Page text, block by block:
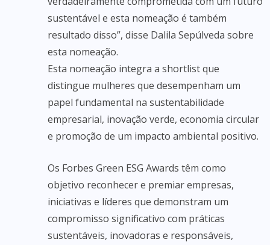
sustentável e esta nomeação é também
resultado disso”, disse Dalila Sepúlveda sobre
esta nomeação.
Esta nomeação integra a shortlist que
distingue mulheres que desempenham um
papel fundamental na sustentabilidade
empresarial, inovação verde, economia circular
e promoção de um impacto ambiental positivo.
Os Forbes Green ESG Awards têm como
objetivo reconhecer e premiar empresas,
iniciativas e líderes que demonstram um
compromisso significativo com práticas
sustentáveis, inovadoras e responsáveis,